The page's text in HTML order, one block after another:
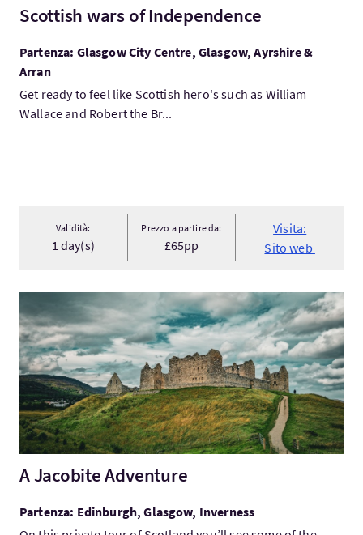
Scottish wars of Independence
Partenza: Glasgow City Centre, Glasgow, Ayrshire &
Arran
Get ready to feel like Scottish hero's such as William
Wallace and Robert the Br...
Validità:
1 day(s)
Prezzo a partire da:
£65pp
Visita:
Sito web
Visita:A Jacobite Adventure
A Jacobite Adventure
Partenza: Edinburgh, Glasgow, Inverness